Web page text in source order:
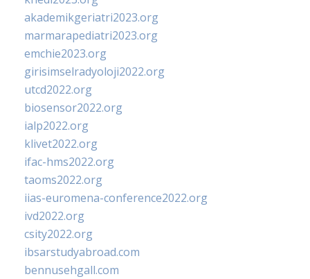
akademikgeriatri2023.org
marmarapediatri2023.org
emchie2023.org
girisimselradyoloji2022.org
utcd2022.org
biosensor2022.org
ialp2022.org
klivet2022.org
ifac-hms2022.org
taoms2022.org
iias-euromena-conference2022.org
ivd2022.org
csity2022.org
ibsarstudyabroad.com
bennusehgall.com